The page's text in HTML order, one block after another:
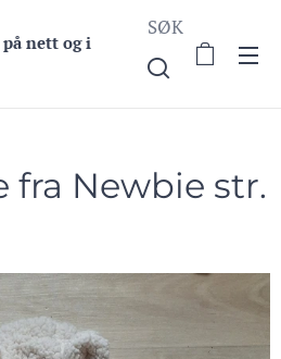
nett og i
SØK
fra Newbie str.